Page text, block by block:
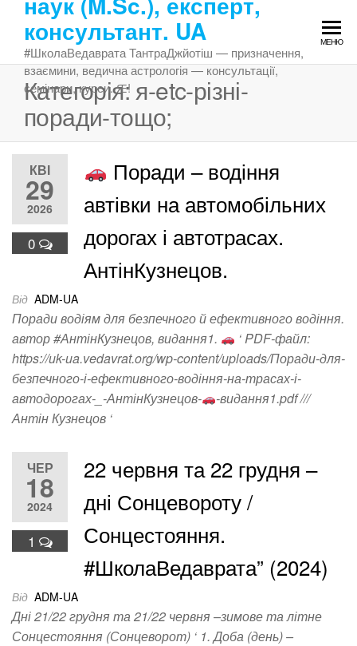
Перейти
змістуконсультант. UA
#ШколаВедаврата ТантраДжйотіш — призначення,
взаємини, ведична астрологія — консультації,
семінари, курси. Ԙ!
МЕНЮ
Категорія:я-etc-різні-
поради-тощо;
КВІ
29
2026
0
Поради – водіння
автівки на автомобільних
дорогах і автотрасах.
АнтінКузнецов.
Від ADM-UA
Поради водіям для безпечного й ефективного водіння.
автор #АнтінКузнецов, видання1.
‘ PDF-файл:
https://uk-ua.vedavrat.org/wp-content/uploads/Поради-для-
безпечного-і-ефективного-водіння-на-трасах-і-
автодорогах-_-АнтінКузнецов-
-видання1.pdf ///
Антін Кузнецов ‘
ЧЕР
18
2024
1
22 червня та 22 грудня –
дні Сонцевороту /
Сонцестояння.
#ШколаВедаврата” (2024)
Від ADM-UA
Дні 21/22 грудня та 21/22 червня –зимове та літне
Сонцестояння (Сонцеворот) ‘ 1. Доба (день) –